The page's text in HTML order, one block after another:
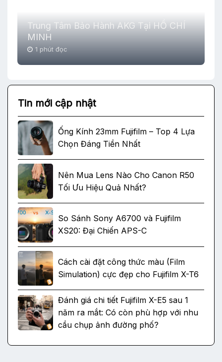
Trung Tâm Bảo Hành AKG Tại HỒ CHÍ
MINH
1 phút đọc
Tin mới cập nhật
Ống Kính 23mm Fujifilm – Top 4 Lựa
Chọn Đáng Tiền Nhất
Nên Mua Lens Nào Cho Canon R50
Tối Ưu Hiệu Quả Nhất?
So Sánh Sony A6700 và Fujifilm
XS20: Đại Chiến APS-C
Cách cài đặt công thức màu (Film
Simulation) cực đẹp cho Fujifilm X-T6
Đánh giá chi tiết Fujifilm X-E5 sau 1
năm ra mắt: Có còn phù hợp với nhu
cầu chụp ảnh đường phố?